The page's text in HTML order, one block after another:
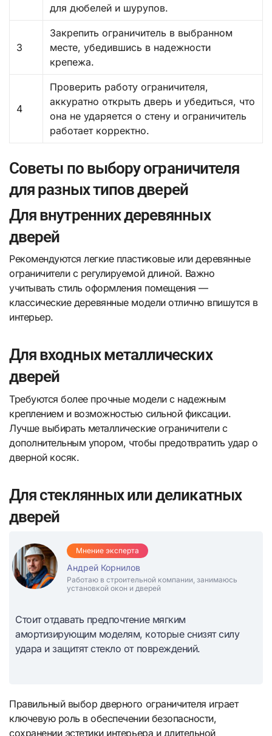
для дюбелей и шурупов.
3
Закрепить ограничитель в выбранном
месте, убедившись в надежности
крепежа.
4
Проверить работу ограничителя,
аккуратно открыть дверь и убедиться, что
она не ударяется о стену и ограничитель
работает корректно.
Советы по выбору ограничителя
для разных типов дверей
Для внутренних деревянных
дверей
Рекомендуются легкие пластиковые или деревянные
ограничители с регулируемой длиной. Важно
учитывать стиль оформления помещения —
классические деревянные модели отлично впишутся в
интерьер.
Для входных металлических
дверей
Требуются более прочные модели с надежным
креплением и возможностью сильной фиксации.
Лучше выбирать металлические ограничители с
дополнительным упором, чтобы предотвратить удар о
дверной косяк.
Для стеклянных или деликатных
дверей
Мнение эксперта
Андрей Корнилов
Работаю в строительной компании, занимаюсь
установкой окон и дверей
Стоит отдавать предпочтение мягким
амортизирующим моделям, которые снизят силу
удара и защитят стекло от повреждений.
Правильный выбор дверного ограничителя играет
ключевую роль в обеспечении безопасности,
сохранении эстетики интерьера и длительной